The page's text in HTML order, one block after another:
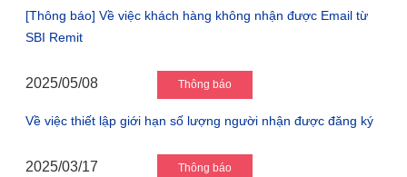
[Thông báo] Về việc khách hàng không nhận được Email từ
SBI Remit
2025/05/08 Thông báo
Về việc thiết lập giới hạn số lượng người nhận được đăng ký
2025/03/17 Thông báo